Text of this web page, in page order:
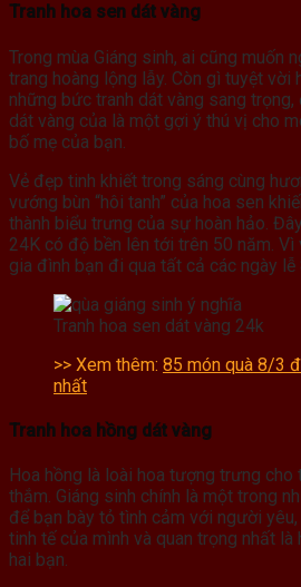
Tranh hoa sen dát vàng
Trong mùa Giáng sinh, ai cũng muốn
trang hoàng lộng lẫy. Còn gì tuyệt vời
những bức tranh dát vàng sang trọng,
dát vàng của là một gợi ý thú vị cho
bố mẹ của bạn.
Vẻ đẹp tinh khiết trong sáng cùng
vướng bùn “hôi tanh” của hoa sen
thành biểu trưng của sự hoàn hảo.
24K có độ bền lên tới trên 50 năm. Vì
gia đình bạn đi qua tất cả các ngày
Tranh hoa sen dát vàng 24k
>> Xem thêm: 85 món quà 8/3
nhất
Tranh hoa hồng dát vàng
Hoa hồng là loài hoa tượng trưng cho
thắm. Giáng sinh chính là một trong
để bạn bày tỏ tình cảm với người
tinh tế của mình và quan trọng nhất là
hai bạn.